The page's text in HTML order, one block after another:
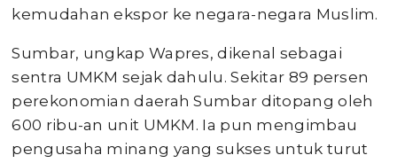
kemudahan ekspor ke negara-negara Muslim.
Sumbar, ungkap Wapres, dikenal sebagai
sentra UMKM sejak dahulu. Sekitar 89 persen
perekonomian daerah Sumbar ditopang oleh
600 ribu-an unit UMKM. Ia pun mengimbau
pengusaha minang yang sukses untuk turut